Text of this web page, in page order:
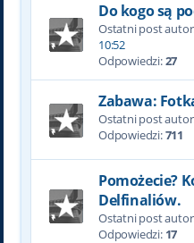
Do kogo są
Ostatni post
10:52
Odpowiedzi:27
Zabawa:
Ostatni post
Odpowiedzi:711
Pomożecie?
Delfinaliów.
Ostatni post
Odpowiedzi: 17